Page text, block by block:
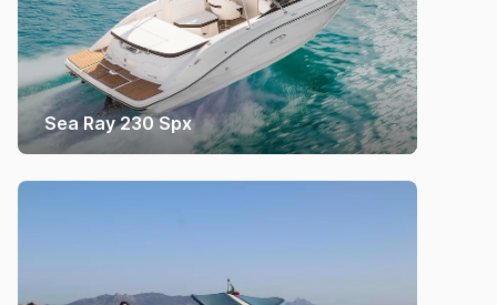
Sea Ray 230 Spx